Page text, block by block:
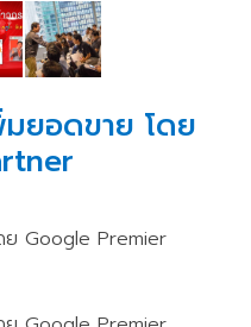
ยอดขาย โดย
ย Google Premier